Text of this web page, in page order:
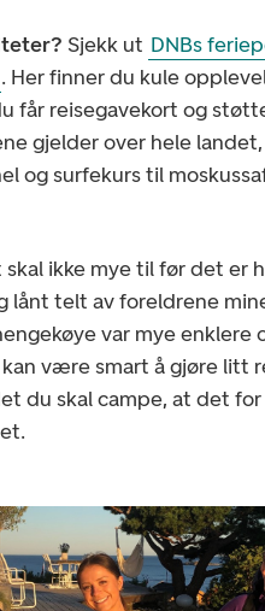
Sjekk ut DNBs
. Her finner du kule
får reisegavekort og
gjelder over hele
og surfekurs til
skal ikke mye til før det er
lånt telt av foreldrene
var mye enklere
være smart å gjøre litt
du skal campe, at det